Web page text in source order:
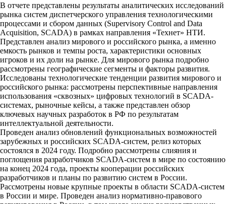
В отчете представлены результаты аналитических исследований
рынка систем диспетчерского управления технологическими
процессами и сбором данных (Supervisory Control and Data
Acquisition, SCADA) в рамках направления «Технет» НТИ.
Представлен анализ мирового и российского рынка, а именно
емкость рынков и темпы роста, характеристики основных
игроков и их доли на рынке. Для мирового рынка подробно
рассмотрены географические сегменты и факторы развития.
Исследованы технологические тенденции развития мирового и
российского рынка: рассмотрены перспективные направления
использования «сквозных» цифровых технологий в SCADA-
системах, рыночные кейсы, а также представлен обзор
ключевых научных разработок в РФ по результатам
интеллектуальной деятельности.
Проведен анализ обновлений функциональных возможностей
зарубежных и российских SCADA-систем, релиз которых
состоялся в 2024 году. Подробно рассмотрены слияния и
поглощения разработчиков SCADA-систем в мире по состоянию
на конец 2024 года, проекты кооперации российских
разработчиков и планы по развитию систем в России.
Рассмотрены новые крупные проекты в области SCADA-систем
в России и мире. Проведен анализ нормативно-правового